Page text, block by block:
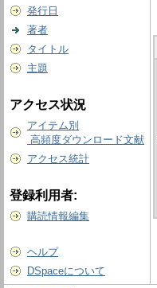
発行日
著者
タイトル
主題
アクセス状況
アイテム別
高頻度ダウンロード文献
アクセス統計
登録利用者:
購読情報編集
ヘルプ
DSpaceについて